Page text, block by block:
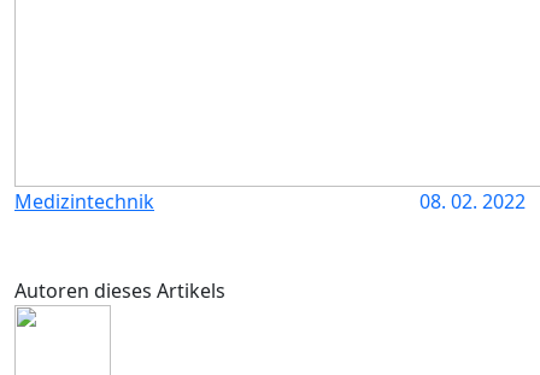
Medizintechnik 08. 02. 2022
Autoren dieses Artikels